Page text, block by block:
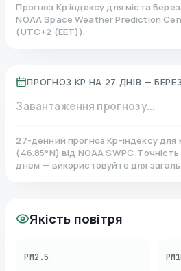
Прогноз Kp індексу для міста
NOAA Space Weather Prediction
(UTC+2 (EET)).
ПРОГНОЗ KP НА 27 ДНІВ —
Завантаження прогнозу...
27-денний прогноз Kp-індексу для
(46.85°N)від NOAA SWPC.
днем — використовуйте для
Якість повітря
PM2.5